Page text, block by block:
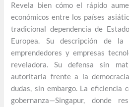
Revela bien cómo el rápido
económicos entre los países
tradicional dependencia de
Europea. Su descripción de
emprendedores y empresas
reveladora. Su defensa sin
autoritaria frente a la
dudas, sin embargo. La eficiencia
gobernanza—Singapur, donde